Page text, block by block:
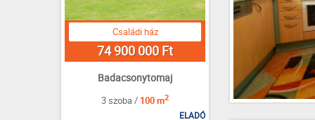
Családi ház
74 900 000 Ft
Badacsonytomaj
3 szoba / 100 m2
ELADÓ